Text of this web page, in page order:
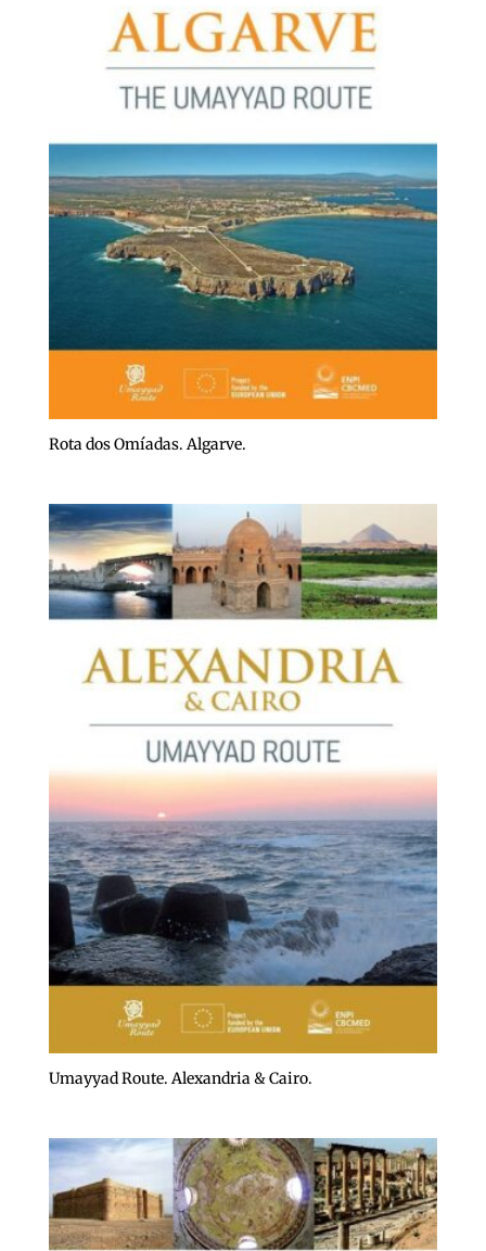
Rota dos Omíadas. Algarve.
Umayyad Route. Alexandria & Cairo.